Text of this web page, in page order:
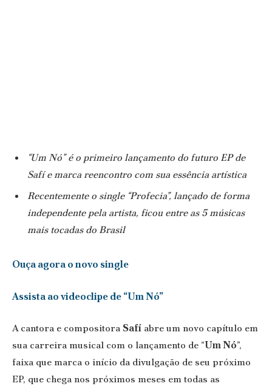
“Um Nó” é o primeiro lançamento do futuro EP de
Safí e marca reencontro com sua essência artística
Recentemente o single “Profecia”, lançado de forma
independente pela artista, ficou entre as 5 músicas
mais tocadas do Brasil
Ouça agora o novo single
Assista ao videoclipe de “Um Nó”
A cantora e compositora Safí abre um novo capítulo em
sua carreira musical com o lançamento de “Um Nó”,
faixa que marca o início da divulgação de seu próximo
EP, que chega nos próximos meses em todas as